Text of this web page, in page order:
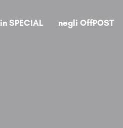
in SPECIAL negli OffPOST